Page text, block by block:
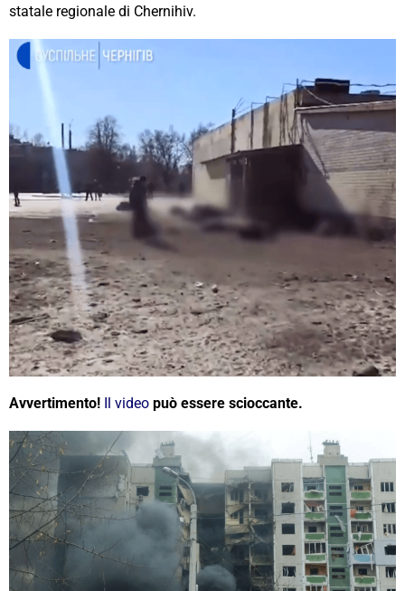
statale regionale di Chernihiv.
Avvertimento! Il video può essere scioccante.